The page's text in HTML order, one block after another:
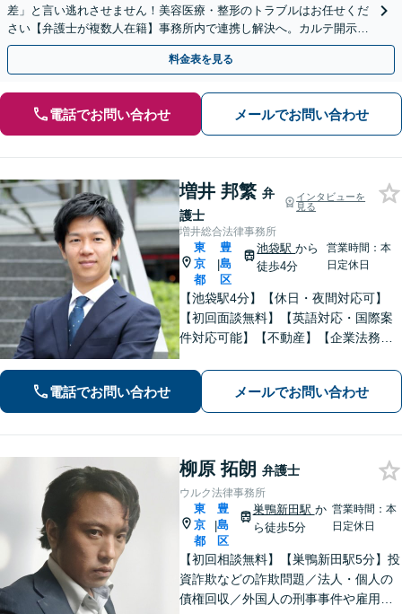
差」と言い逃れさせません！美容医療・整形のトラブルはお任せくだ
さい【弁護士が複数人在籍】事務所内で連携し解決へ。カルテ開示や
返金・賠償請求をサポートいたします【休日夜間面談可】
料金表を見る
電話でお問い合わせ メールでお問い合わせ
増井 邦繁 弁
護士
インタビューを
見る
増井総合法律事務所
東
京
都
|
豊
島
区
池袋駅から
徒歩4分
営業時間：本
日定休日
【池袋駅4分】【休日・夜間対応可】
【初回面談無料】【英語対応・国際案
件対応可能】【不動産】【企業法務】
用】仕事内容に応じて料金相談可。ま
ずはお気軽にご相談下さい。【セミナ
ー・論文掲載経験あり】【留学経験あ
り】
電話でお問い合わせ メールでお問い合わせ
柳原 拓朗 弁護士
ウルク法律事務所
東
京
都
|
豊
島
区
巣鴨新田駅 か
ら徒歩5分
営業時間：本
日定休日
【初回相談無料】【巣鴨新田駅5分】投
資詐欺などの詐欺問題／法人・個人の
債権回収／外国人の刑事事件や雇用問